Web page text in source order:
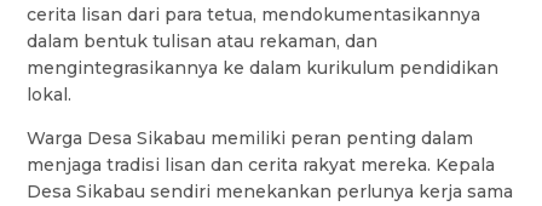
cerita lisan dari para tetua, mendokumentasikannya
dalam bentuk tulisan atau rekaman, dan
mengintegrasikannya ke dalam kurikulum pendidikan
lokal.
Warga Desa Sikabau memiliki peran penting dalam
menjaga tradisi lisan dan cerita rakyat mereka. Kepala
Desa Sikabau sendiri menekankan perlunya kerja sama